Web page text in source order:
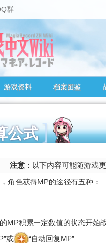
群
游戏资料 档案图鉴
算公式
注意 ：以下内容可能随游戏
角色获得MP的途径有五种：
MP积累一定数值的状态开始
或
“自动回复MP”